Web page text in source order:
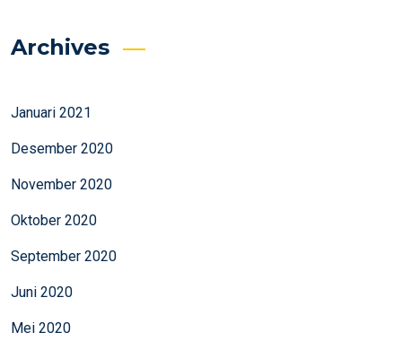
Archives
Januari 2021
Desember 2020
November 2020
Oktober 2020
September 2020
Juni 2020
Mei 2020